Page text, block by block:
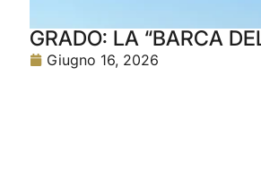
GRADO: LA “BARCA
Giugno 16, 2026